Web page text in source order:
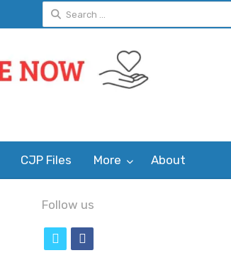
Search
for:
CJP Files More About
Follow us